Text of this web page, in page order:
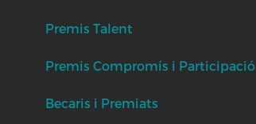
Premis Talent
Premis Compromís i Participació
Becaris i Premiats